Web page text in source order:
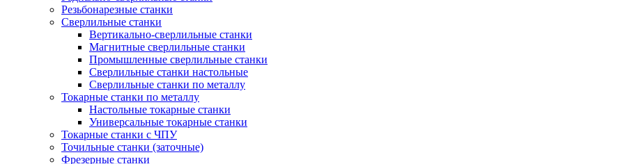
Резьбонарезные станки
Сверлильные станки
Вертикально-сверлильные станки
Магнитные сверлильные станки
Промышленные сверлильные станки
Сверлильные станки настольные
Сверлильные станки по металлу
Токарные станки по металлу
Настольные токарные станки
Универсальные токарные станки
Токарные станки с ЧПУ
Точильные станки (заточные)
Фрезерные станки